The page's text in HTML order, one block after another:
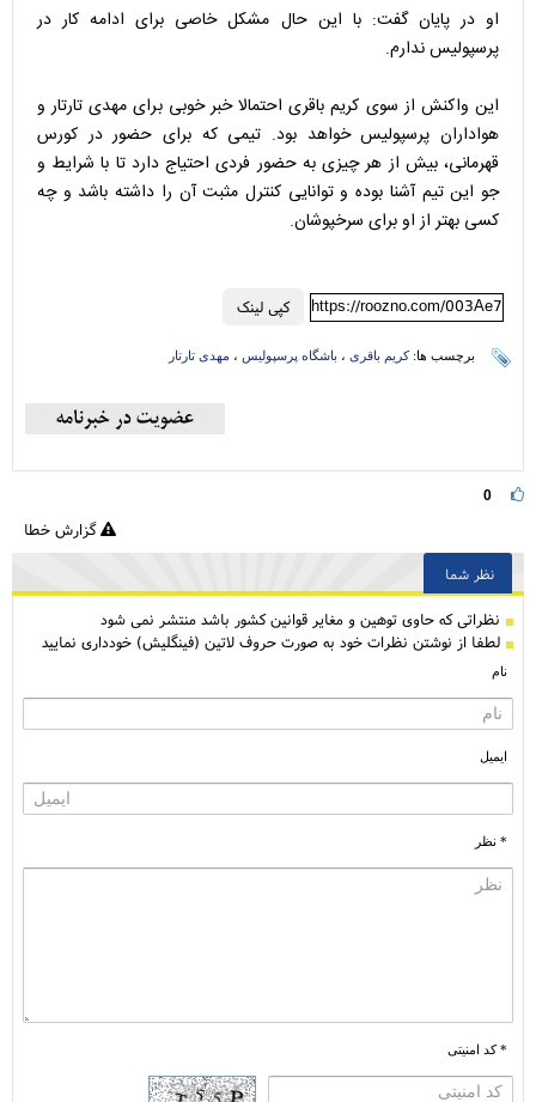
او در پایان گفت: با این حال مشکل خاصی برای ادامه کار در
پرسپولیس ندارم.
این واکنش از سوی کریم باقری احتمالا خبر خوبی برای مهدی تارتار و
هواداران پرسپولیس خواهد بود. تیمی که برای حضور در کورس
قهرمانی، بیش از هر چیزی به حضور فردی احتیاج دارد تا با شرایط و
جو این تیم آشنا بوده و توانایی کنترل مثبت آن را داشته باشد و چه
کسی بهتر از او برای سرخپوشان.
کپی لینک https://roozno.com/003Ae7
برچسب ها:کریم باقری ، باشگاه پرسپولیس ، مهدی تارتار
0
گزارش خطا
نظر شما
نظراتی كه حاوی توهین و مغایر قوانین کشور باشد منتشر نمی شود
لطفا از نوشتن نظرات خود به صورت حروف لاتین (فینگلیش) خودداری نمایید
نام
ایمیل
* نظر
* کد امنیتی